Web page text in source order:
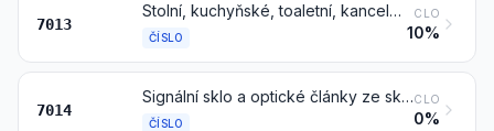
7013
Stolní, kuchyňské, toaletní, kancelářské skleněné výrobky, skleněné výrobky pro vnitřní výzdobu nebo pro podobné účely (jiné než zboží čísel 7010 nebo 7018)
ČÍSLO
CLO
10%
7014
Signální sklo a optické články ze skla (jiné než výrobky čísla 7015), opticky neopracované
ČÍSLO
CLO
0%